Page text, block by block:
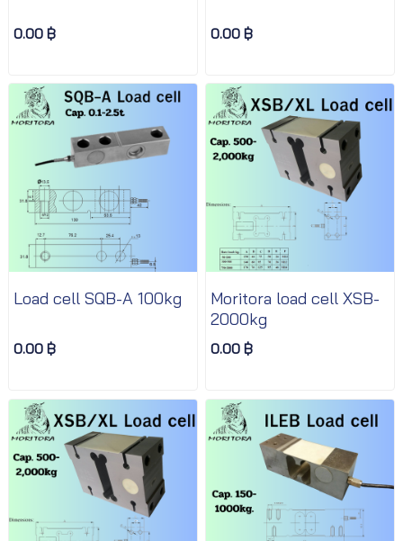
0.00 ฿ 0.00 ฿
Load cell SQB-A 100kg
0.00 ฿
Moritora load cell XSB-
2000kg
0.00 ฿